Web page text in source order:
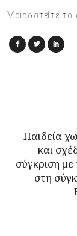
Μοιραστείτε το
Παιδεία
και
σύγκριση
στη